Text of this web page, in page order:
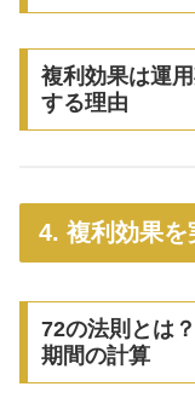
複利効果は運
する理由
4. 複利効果を
72の法則とは
期間の計算